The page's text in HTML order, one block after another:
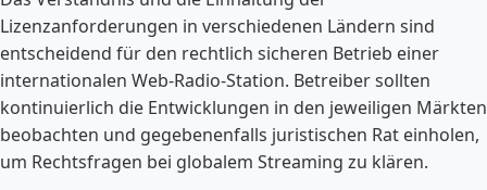
Lizenzanforderungen in verschiedenen Ländern sind
entscheidend für den rechtlich sicheren Betrieb einer
internationalen Web-Radio-Station. Betreiber sollten
kontinuierlich die Entwicklungen in den jeweiligen Märkten
beobachten und gegebenenfalls juristischen Rat einholen,
um Rechtsfragen bei globalem Streaming zu klären.